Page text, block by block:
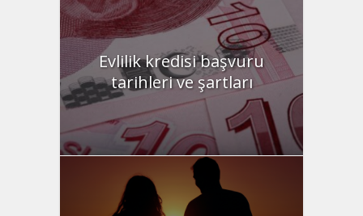
Evlilik kredisi başvuru
tarihleri ve şartları